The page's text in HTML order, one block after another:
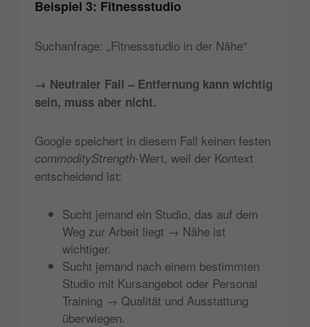
Beispiel 3: Fitnessstudio
Suchanfrage: „Fitnessstudio in der Nähe“
→ Neutraler Fall – Entfernung kann wichtig
sein, muss aber nicht.
Google speichert in diesem Fall keinen festen
commodityStrength-Wert, weil der Kontext
entscheidend ist:
Sucht jemand ein Studio, das auf dem
Weg zur Arbeit liegt → Nähe ist
wichtiger.
Sucht jemand nach einem bestimmten
Studio mit Kursangebot oder Personal
Training → Qualität und Ausstattung
überwiegen.